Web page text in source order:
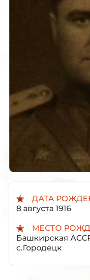
ДАТА
8 августа 1916
МЕСТО
Башкирская
с.Городецк